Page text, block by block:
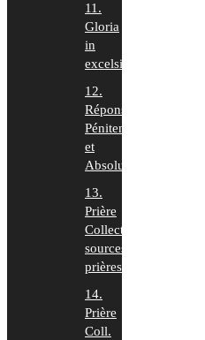
11.
Gloria
in
excelsis
12.
Répons
Pénitence
et
Absolution
13.
Prière
Collecte:
sources
prières
14.
Prière
Coll.